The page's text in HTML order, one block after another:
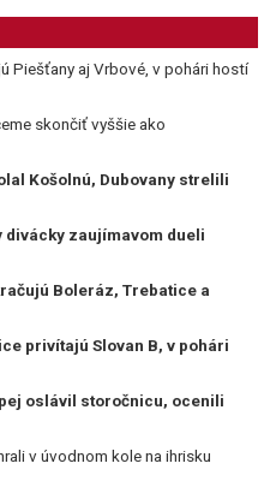
Piešťany aj Vrbové, v pohári hostí
skončiť vyššie ako
Košolnú, Dubovany strelili
divácky zaujímavom dueli
Boleráz, Trebatice a
privítajú Slovan B, v pohári
oslávil storočnicu, ocenili
v úvodnom kole na ihrisku